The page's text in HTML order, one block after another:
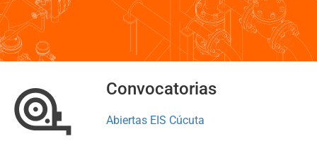
Convocatorias
Abiertas EIS Cúcuta